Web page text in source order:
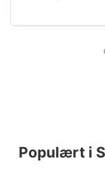
Populært i